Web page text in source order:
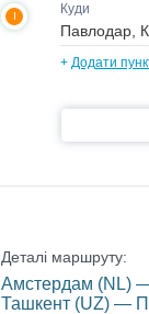
I Куди
+ Додати
Деталі маршруту:
Амстердам (NL)
Ташкент (UZ) —